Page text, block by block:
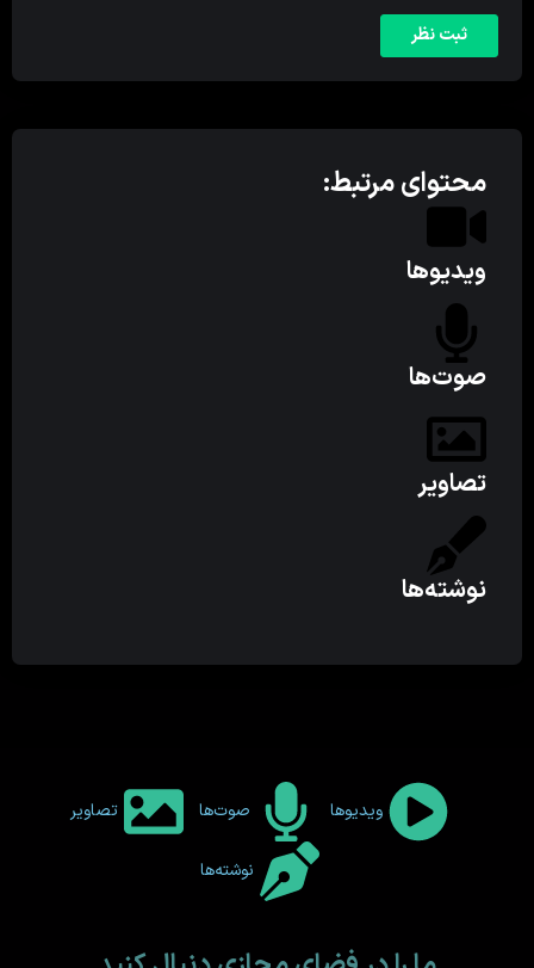
محتوای مرتبط:
ویدیوها
صوت‌ها
تصاویر
نوشته‌ها
ویدیوها صوت‌ها تصاویر
نوشته‌ها